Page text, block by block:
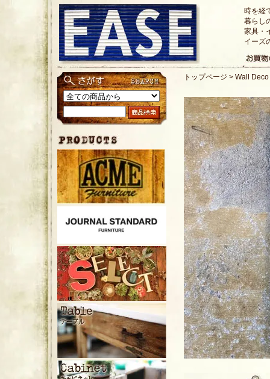
時を経
暮らし
家具・
イーズ
トップページ > Wall Deco